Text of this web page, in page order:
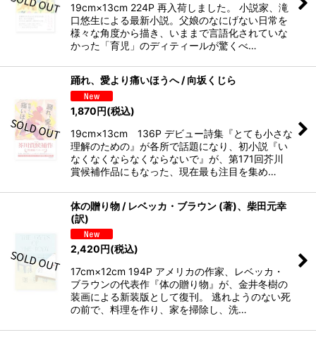
19cm×13cm 224P 再入荷しました。 小説家、滝
口悠生による最新小説。父娘のなにげない日常を
様々な角度から描き、いままで言語化されていな
かった「育児」のディティールが驚くべ…
踊れ、愛より痛いほうへ / 向坂くじら
1,870円(税込)
19cm×13cm 136P デビュー詩集『とても小さな
理解のための』が各所で話題になり、初小説『い
なくなくならなくならないで』が、第171回芥川
賞候補作品にもなった、現在最も注目を集め…
体の贈り物 / レベッカ・ブラウン (著)、柴田元幸
(訳)
2,420円(税込)
17cm×12cm 194P アメリカの作家、レベッカ・
ブラウンの代表作『体の贈り物』が、金井冬樹の
装画による新装版として復刊。 逃れようのない死
の前で、料理を作り、家を掃除し、洗…